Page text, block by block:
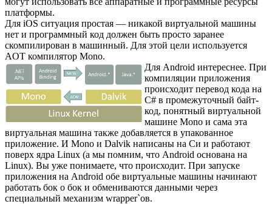
платформы.
Для iOS ситуация простая — никакой виртуальной машины
нет и программный код должен быть просто заранее
скомпилирован в машинный. Для этой цели используется
AOT компилятор Mono.
Для Android интереснее. При
компиляции приложения
происходит перевод кода на
C# в промежуточный байт-
код, понятный виртуальной
машине Mono и сама эта
виртуальная машина также добавляется в упакованное
приложение. И Mono и Dalvik написаны на Си и работают
поверх ядра Linux (а мы помним, что Android основана на
Linux). Вы уже понимаете, что происходит. При запуске
приложения на Android обе виртуальные машины начинают
работать бок о бок и обмениваются данными через
специальный механизм wrapper`ов.